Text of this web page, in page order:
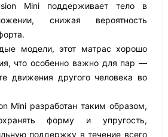
Mini поддерживает тело в
снижая вероятность
модели, этот матрас хорошо
что особенно важно для пар —
движения другого человека во
Mini разработан таким образом,
форму и упругость,
поддержку в течение всего